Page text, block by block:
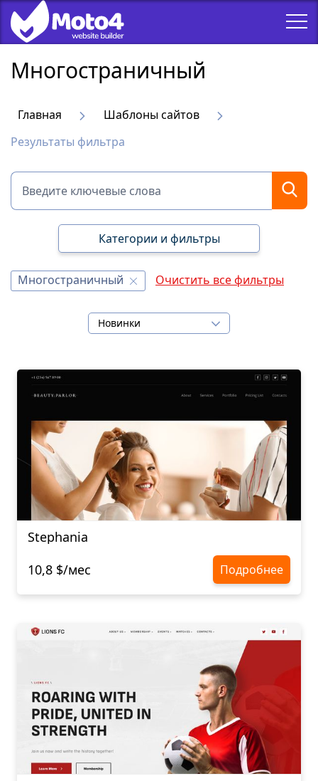
Многостраничный
Главная
Шаблоны сайтов
Результаты фильтра
Категории и фильтры
Многостраничный Очистить все фильтры
Новинки
Stephania
10,8 $/мес
Подробнее